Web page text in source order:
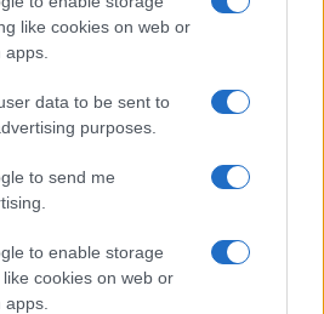
like cookies on web or
data to be sent to
purposes.
to send me
to enable storage
cookies on web or
A
p
p
strada provinciale ad Arzachena,
e solidarietà con Avis Olbia al